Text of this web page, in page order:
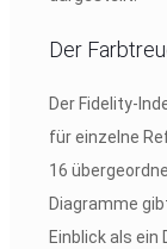
Der
Der Fidelity-
für einzelne
16
Diagramme
Einblick als